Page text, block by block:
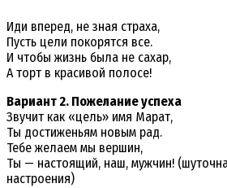
Иди вперед, не зная страха,
Пусть цели покорятся все.
И чтобы жизнь была не сахар,
А торт в красивой полосе!
Вариант 2. Пожелание успеха
Звучит как «цель» имя Марат,
Ты достиженьям новым рад.
Тебе желаем мы вершин,
Ты — настоящий, наш, мужчин!
настроения)